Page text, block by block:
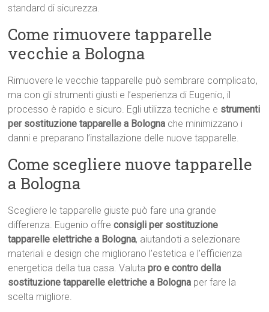
standard di sicurezza.
Come rimuovere tapparelle
vecchie a Bologna
Rimuovere le vecchie tapparelle può sembrare complicato,
ma con gli strumenti giusti e l’esperienza di Eugenio, il
processo è rapido e sicuro. Egli utilizza tecniche e strumenti
per sostituzione tapparelle a Bologna che minimizzano i
danni e preparano l’installazione delle nuove tapparelle.
Come scegliere nuove tapparelle
a Bologna
Scegliere le tapparelle giuste può fare una grande
differenza. Eugenio offreconsigli per sostituzione
tapparelle elettriche a Bologna, aiutandoti a selezionare
materiali e design che migliorano l’estetica e l’efficienza
energetica della tua casa. Valutapro e contro della
sostituzione tapparelle elettriche a Bologna per fare la
scelta migliore.